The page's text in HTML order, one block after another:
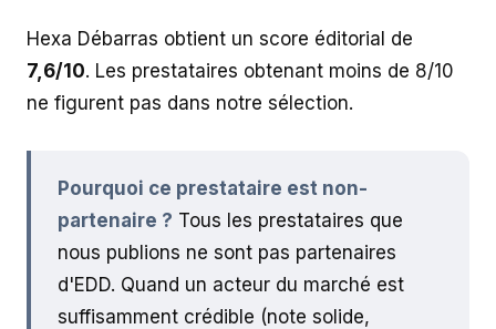
Hexa Débarras obtient un score éditorial de
7,6/10. Les prestataires obtenant moins de 8/10
ne figurent pas dans notre sélection.
Pourquoi ce prestataire est non-
partenaire ? Tous les prestataires que
nous publions ne sont pas partenaires
d'EDD. Quand un acteur du marché est
suffisamment crédible (note solide,